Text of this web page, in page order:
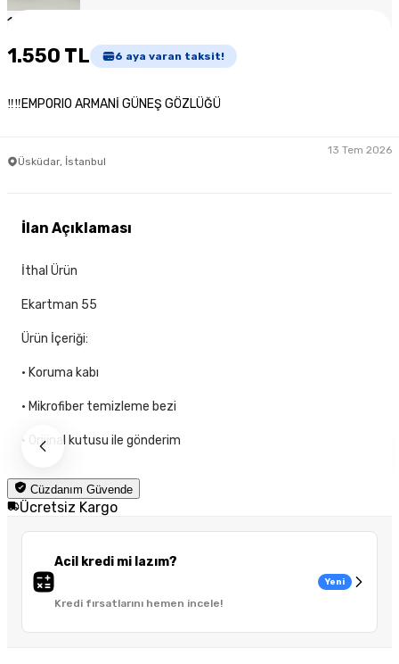
1
1.550 TL 6 aya varan taksit!
‼‼EMPORIO ARMANİ GÜNEŞ GÖZLÜĞÜ
Üsküdar, İstanbul
13 Tem 2026
Cüzdanım Güvende
Ücretsiz Kargo
Acil kredi mi lazım?
Kredi fırsatlarını hemen incele!
Yeni
İlan Açıklaması
İthal Ürün
Ekartman 55
Ürün İçeriği:
• Koruma kabı
• Mikrofiber temizleme bezi
• Orijinal kutusu ile gönderim